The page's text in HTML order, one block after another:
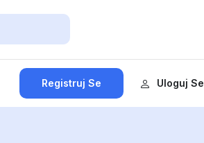
Registruj Se Uloguj Se